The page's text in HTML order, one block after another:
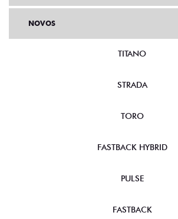
NOVOS
TITANO
STRADA
TORO
FASTBACK HYBRID
PULSE
FASTBACK